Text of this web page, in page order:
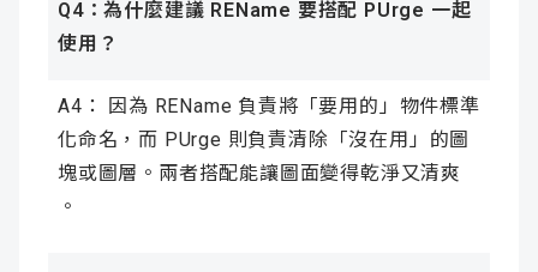
Q4：為什麼建議 REName 要搭配 PUrge 一起
使用？
A4： 因為 REName 負責將「要用的」物件標準
化命名，而 PUrge 則負責清除「沒在用」的圖
塊或圖層。兩者搭配能讓圖面變得乾淨又清爽
。